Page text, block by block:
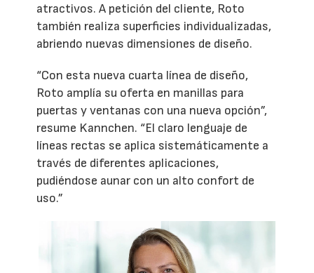
atractivos. A petición del cliente, Roto
también realiza superficies individualizadas,
abriendo nuevas dimensiones de diseño.
“Con esta nueva cuarta línea de diseño,
Roto amplía su oferta en manillas para
puertas y ventanas con una nueva opción”,
resume Kannchen. “El claro lenguaje de
líneas rectas se aplica sistemáticamente a
través de diferentes aplicaciones,
pudiéndose aunar con un alto confort de
uso.”